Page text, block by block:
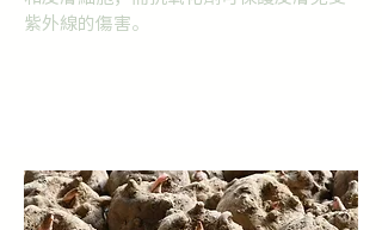
紫外線的傷害。